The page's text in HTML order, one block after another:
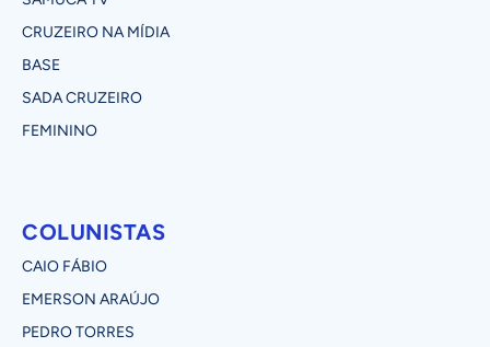
CRUZEIRO NA MÍDIA
BASE
SADA CRUZEIRO
FEMININO
COLUNISTAS
CAIO FÁBIO
EMERSON ARAÚJO
PEDRO TORRES